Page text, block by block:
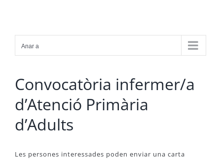
Anar a
Convocatòria infermer/a
d’Atenció Primària
d’Adults
Les persones interessades poden enviar una carta